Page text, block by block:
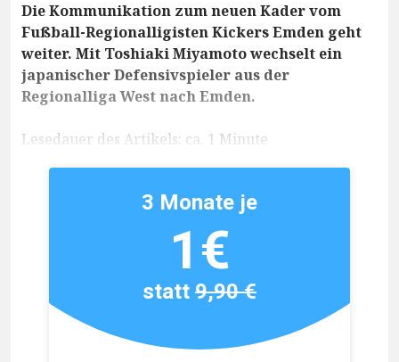
Die Kommunikation zum neuen Kader vom
Fußball-Regionalligisten Kickers Emden geht
weiter. Mit Toshiaki Miyamoto wechselt ein
japanischer Defensivspieler aus der
Regionalliga West nach Emden.
Lesedauer des Artikels: ca. 1 Minute
3 Monate je
1€
statt9,90 €